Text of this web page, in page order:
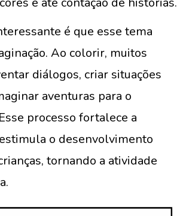
é que esse tema
Ao colorir, muitos
diálogos, criar situações
aventuras para o
processo fortalece a
o desenvolvimento
tornando a atividade